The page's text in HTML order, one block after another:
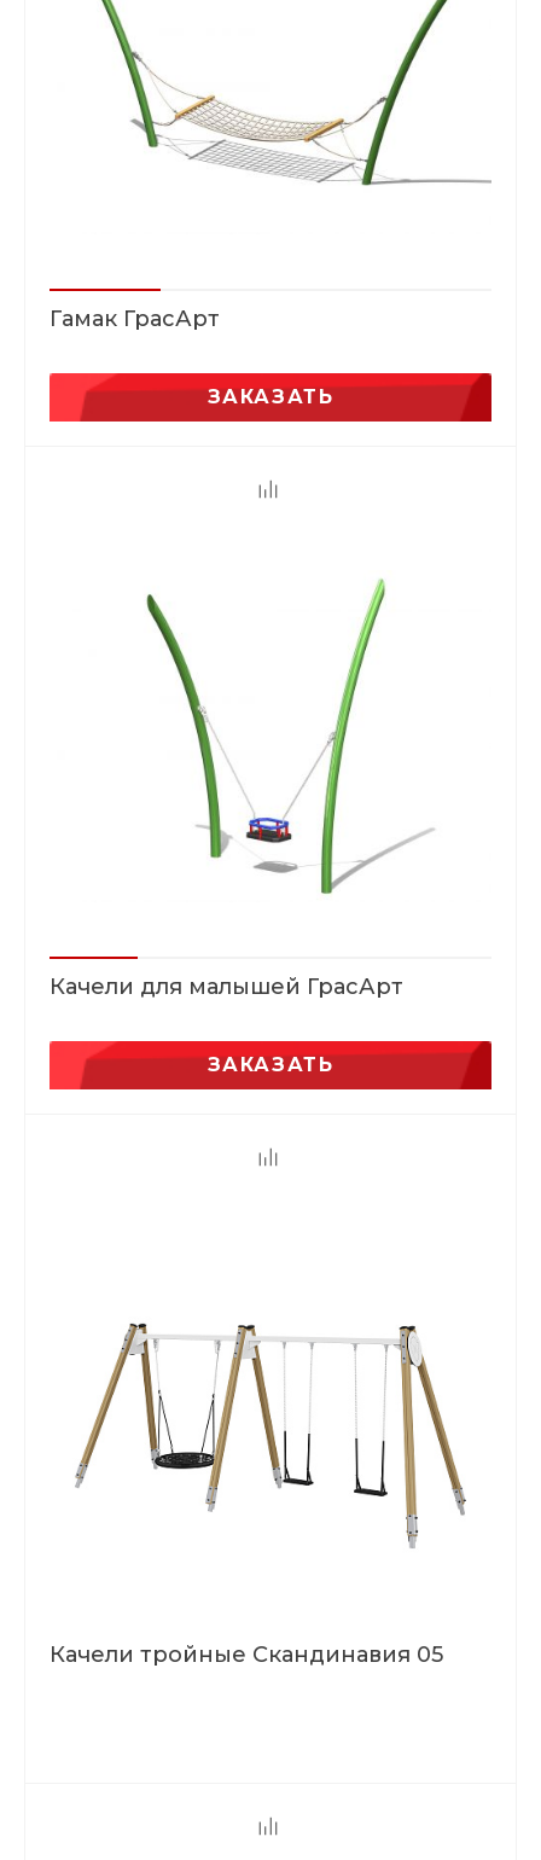
Гамак ГрасАрт
ЗАКАЗАТЬ
Качели для малышей ГрасАрт
ЗАКАЗАТЬ
Качели тройные Скандинавия 05